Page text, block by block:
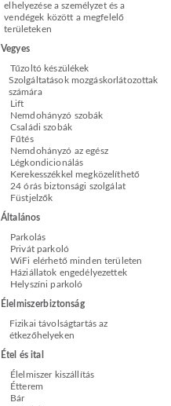
elhelyezése a személyzet és a
vendégek között a megfelelő
területeken
Vegyes
Tűzoltó készülékek
Szolgáltatások mozgáskorlátozottak
számára
Lift
Nemdohányzó szobák
Családi szobák
Fűtés
Nemdohányzó az egész
Légkondicionálás
Kerekesszékkel megközelíthető
24 órás biztonsági szolgálat
Füstjelzők
Általános
Parkolás
Privát parkoló
WiFi elérhető minden területen
Háziállatok engedélyezettek
Helyszíni parkoló
Élelmiszerbiztonság
Fizikai távolságtartás az
étkezőhelyeken
Étel és ital
Élelmiszer kiszállítás
Étterem
Bár